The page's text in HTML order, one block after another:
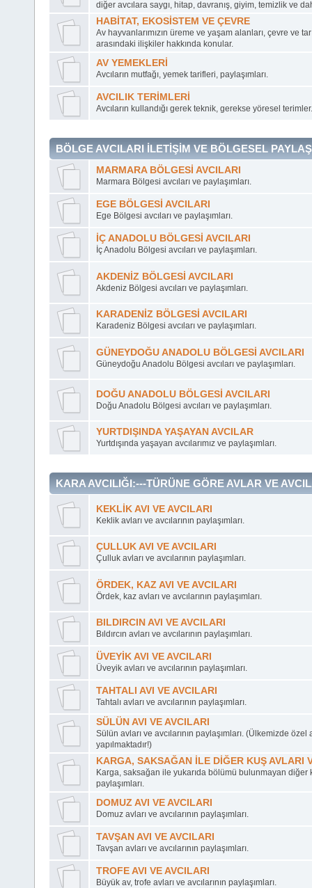
diğer avcılara saygı, hitap, davranış, giyim, temizlik ve
HABİTAT, EKOSİSTEM VE ÇEVRE
Av hayvanlarımızın üreme ve yaşam alanları, çevre ve
arasındaki ilişkiler hakkında konular.
AV YEMEKLERİ
Avcıların mutfağı, yemek tarifleri, paylaşımları.
AVCILIK TERİMLERİ
Avcıların kullandığı gerek teknik, gerekse yöresel terimler.
BÖLGE AVCILARI İLETİŞİM VE BÖLGESEL
MARMARA BÖLGESİ AVCILARI
Marmara Bölgesi avcıları ve paylaşımları.
EGE BÖLGESİ AVCILARI
Ege Bölgesi avcıları ve paylaşımları.
İÇ ANADOLU BÖLGESİ AVCILARI
İç Anadolu Bölgesi avcıları ve paylaşımları.
AKDENİZ BÖLGESİ AVCILARI
Akdeniz Bölgesi avcıları ve paylaşımları.
KARADENİZ BÖLGESİ AVCILARI
Karadeniz Bölgesi avcıları ve paylaşımları.
GÜNEYDOĞU ANADOLU BÖLGESİ AVCILARI
Güneydoğu Anadolu Bölgesi avcıları ve paylaşımları.
DOĞU ANADOLU BÖLGESİ AVCILARI
Doğu Anadolu Bölgesi avcıları ve paylaşımları.
YURTDIŞINDA YAŞAYAN AVCILAR
Yurtdışında yaşayan avcılarımız ve paylaşımları.
KARA AVCILIĞI:---TÜRÜNE GÖRE AVLAR VE
KEKLİK AVI VE AVCILARI
Keklik avları ve avcılarının paylaşımları.
ÇULLUK AVI VE AVCILARI
Çulluk avları ve avcılarının paylaşımları.
ÖRDEK, KAZ AVI VE AVCILARI
Ördek, kaz avları ve avcılarının paylaşımları.
BILDIRCIN AVI VE AVCILARI
Bıldırcın avları ve avcılarının paylaşımları.
ÜVEYİK AVI VE AVCILARI
Üveyik avları ve avcılarının paylaşımları.
TAHTALI AVI VE AVCILARI
Tahtalı avları ve avcılarının paylaşımları.
SÜLÜN AVI VE AVCILARI
Sülün avları ve avcılarının paylaşımları. (Ülkemizde özel
yapılmaktadır!)
KARGA, SAKSAĞAN İLE DİĞER KUŞ AVLARI
Karga, saksağan ile yukarıda bölümü bulunmayan diğer
paylaşımları.
DOMUZ AVI VE AVCILARI
Domuz avları ve avcılarının paylaşımları.
TAVŞAN AVI VE AVCILARI
Tavşan avları ve avcılarının paylaşımları.
TROFE AVI VE AVCILARI
Büyük av, trofe avları ve avcılarının paylaşımları.